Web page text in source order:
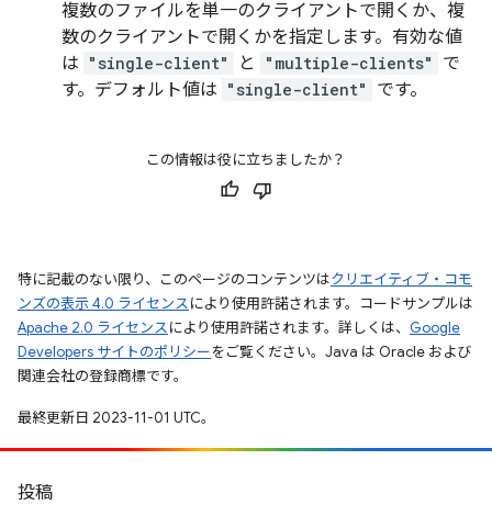
複数のファイルを単一のクライアントで開くか、複
数のクライアントで開くかを指定します。有効な値
は "single-client" と "multiple-clients"
で
す。デフォルト値は "single-client" です。
この情報は役に立ちましたか？
特に記載のない限り、このページのコンテンツはクリエイティブ・コモ
ンズの表示 4.0 ライセンスにより使用許諾されます。コードサンプルは
Apache 2.0 ライセンスにより使用許諾されます。詳しくは、 Google
Developers サイトのポリシーをご覧ください。Java は Oracle および
関連会社の登録商標です。
最終更新日 2023-11-01 UTC。
投稿